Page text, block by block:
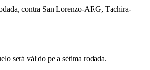
contra San Lorenzo-ARG, Táchira-
será válido pela sétima rodada.